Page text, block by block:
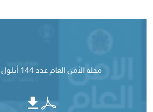
مجلة الأمن العام عدد 144 أيلول 2025